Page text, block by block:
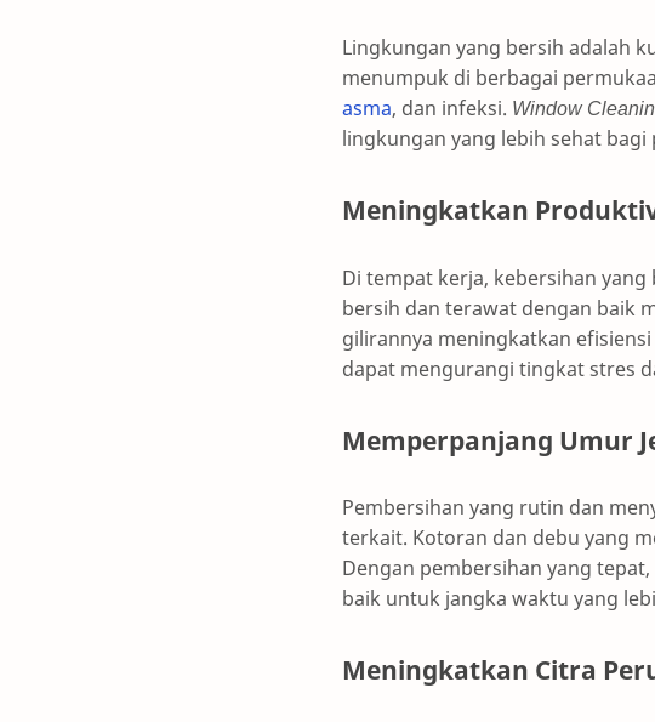
Lingkungan yang bersih adalah
menumpuk di berbagai
asma, dan infeksi. Window
lingkungan yang lebih sehat
Meningkatkan
Di tempat kerja, kebersihan
bersih dan terawat dengan baik
gilirannya meningkatkan
dapat mengurangi tingkat stres
Memperpanjang Umur
Pembersihan yang rutin dan
terkait. Kotoran dan debu yang
Dengan pembersihan yang
baik untuk jangka waktu yang
Meningkatkan Citra